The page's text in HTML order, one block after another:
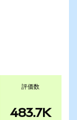
評価数
483.7K